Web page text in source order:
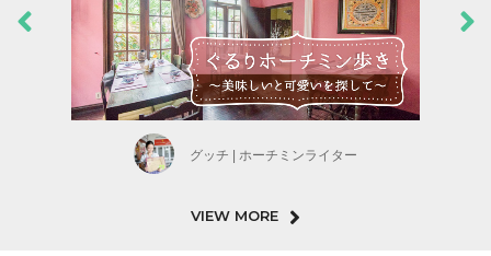
グッチ | ホーチミンライター
VIEW MORE